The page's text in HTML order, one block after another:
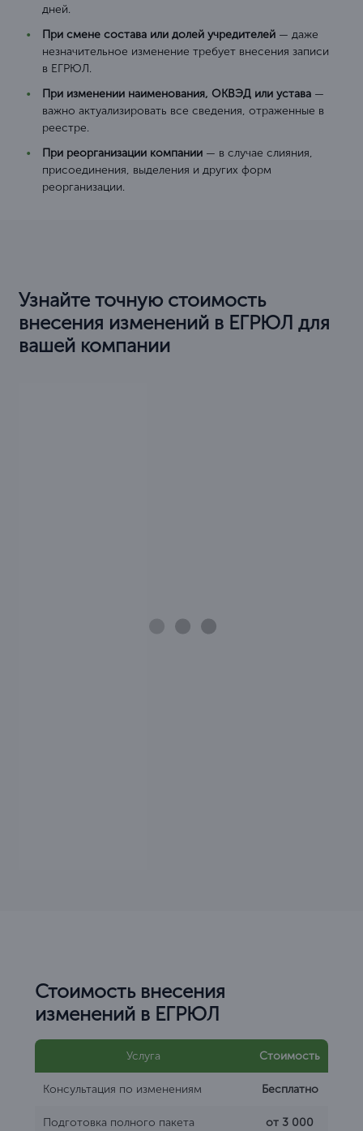
дней.
При смене состава или долей учредителей — даже
незначительное изменение требует внесения записи
в ЕГРЮЛ.
При изменении наименования, ОКВЭД или устава —
важно актуализировать все сведения, отраженные в
реестре.
При реорганизации компании — в случае слияния,
присоединения, выделения и других форм
реорганизации.
Узнайте точную стоимость
внесения изменений в ЕГРЮЛ для
вашей компании
Стоимость внесения
изменений в ЕГРЮЛ
Услуга Стоимость
Консультация по изменениям Бесплатно
Подготовка полного пакета
от 3 000